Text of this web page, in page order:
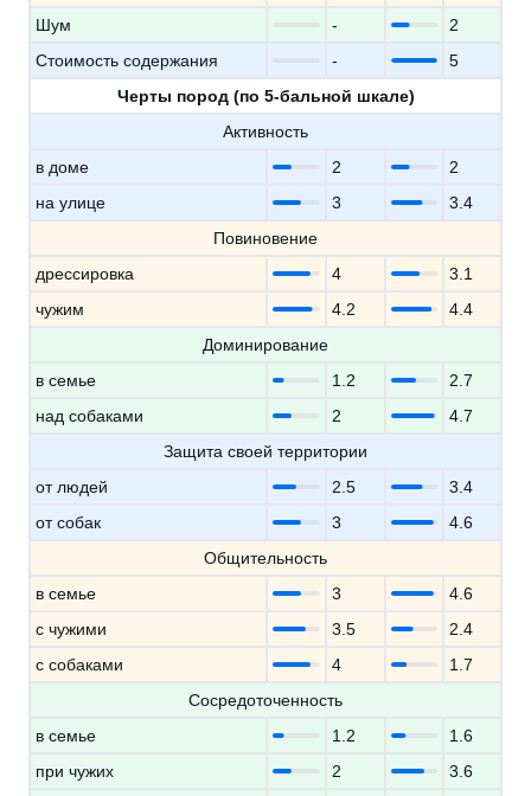
Шум
-
2
Стоимость содержания
-
5
Черты пород (по 5-бальной шкале)
Активность
в доме
2
2
на улице
3
3.4
Повиновение
дрессировка
4
3.1
чужим
4.2
4.4
Доминирование
в семье
1.2
2.7
над собаками
2
4.7
Защита своей территории
от людей
2.5
3.4
от собак
3
4.6
Общительность
в семье
3
4.6
с чужими
3.5
2.4
с собаками
4
1.7
Сосредоточенность
в семье
1.2
1.6
при чужих
2 3.6